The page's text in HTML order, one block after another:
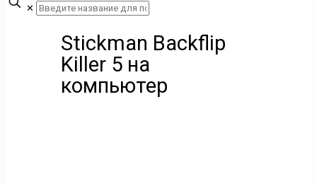
✕
Stickman Backflip
Killer 5 на
компьютер